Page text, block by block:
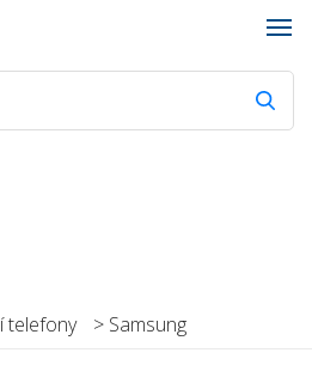
telefony > Samsung